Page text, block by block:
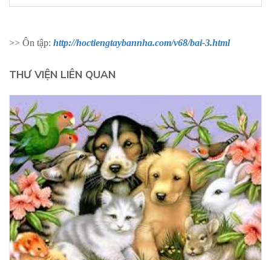
>> Ôn tập: http://hoctiengtaybannha.com/v68/bai-3.html
THƯ VIỆN LIÊN QUAN